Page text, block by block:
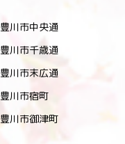
豊川市中央通
豊川市千歳通
豊川市末広通
豊川市宿町
豊川市御津町